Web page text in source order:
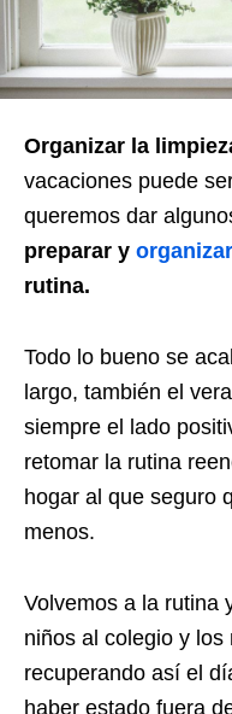
Organizar la
vacaciones puede
queremos dar
preparar y
rutina.
Todo lo bueno se
largo, también el
siempre el lado
retomar la rutina
hogar al que seguro
menos.
Volvemos a la rutina
niños al colegio y
recuperando así el
haber estado fuera